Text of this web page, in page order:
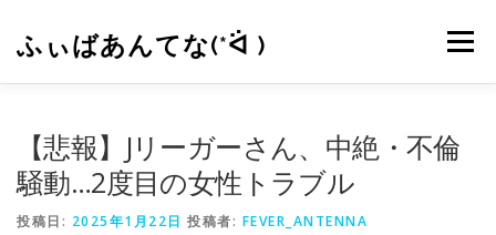
ふぃばあんてな(*ᐛ ) メニュー
【悲報】Jリーガーさん、中絶・不倫
騒動…2度目の女性トラブル
投稿日: 2025年1月22日 投稿者: FEVER_ANTENNA